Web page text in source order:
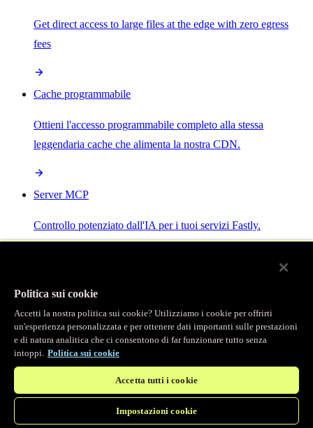
Get direct access to large files at the edge with zero egress
fees
Cache programmabile
Ottieni l'accesso programmabile completo alla stessa
leggendaria cache che alimenta la nostra CDN.
Server MCP
Controllo potenziato dall'IA per i tuoi servizi Fastly.
Main menu
/ Prodotti
Osservabilità
Logging in tempo reale
Politica sui cookie
Accetti la nostra politica sui cookie? Utilizziamo i cookie per offrirti
un'esperienza personalizzata e per ottenere dati importanti sulle prestazioni
e di natura analitica che ci consentono di far funzionare tutto senza
intoppi. Politica sui cookie
Accetta tutti i cookie
Impostazioni cookie